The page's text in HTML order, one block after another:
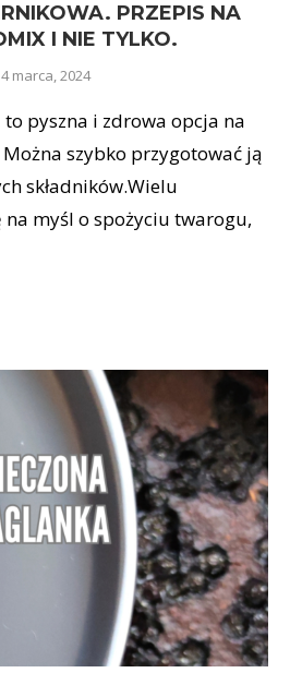
PRZEPIS NA
I NIE TYLKO.
4 marca, 2024
pyszna i zdrowa opcja na
szybko przygotować ją
składników.Wielu
myśl o spożyciu twarogu,